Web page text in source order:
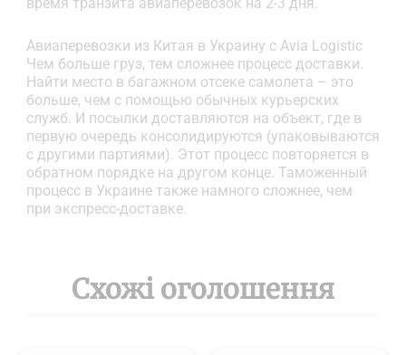
Авиаперевозки из Китая в Украину с Avia Logistic
Чем больше груз, тем сложнее процесс доставки.
Найти место в багажном отсеке самолета – это
больше, чем с помощью обычных курьерских
служб. И посылки доставляются на объект, где в
первую очередь консолидируются (упаковываются
с другими партиями). Этот процесс повторяется в
обратном порядке на другом конце. Таможенный
процесс в Украине также намного сложнее, чем
при экспресс-доставке.
Схожі оголошення